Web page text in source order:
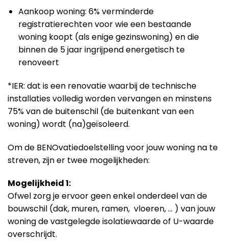
Aankoop woning: 6% verminderde
registratierechten voor wie een bestaande
woning koopt (als enige gezinswoning) en die
binnen de 5 jaar ingrijpend energetisch te
renoveert
*IER: dat is een renovatie waarbij de technische
installaties volledig worden vervangen en minstens
75% van de buitenschil (de buitenkant van een
woning) wordt (na)geïsoleerd.
Om de BENOvatiedoelstelling voor jouw woning na te
streven, zijn er twee mogelijkheden:
Mogelijkheid 1:
Ofwel zorg je ervoor geen enkel onderdeel van de
bouwschil (dak, muren, ramen, vloeren, … ) van jouw
woning de vastgelegde isolatiewaarde of U-waarde
overschrijdt.